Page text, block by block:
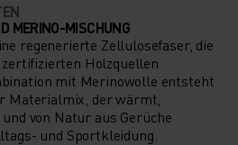
MERINO-MISCHUNG
regenerierte Zellulosefaser, die
Holzquellen
mit Merinowolle entsteht
Materialmix, der wärmt,
von Natur aus Gerüche
und Sportkleidung.